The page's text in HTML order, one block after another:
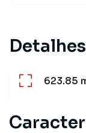
623.85